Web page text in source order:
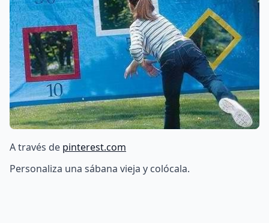
A través de pinterest.com
Personaliza una sábana vieja y colócala.